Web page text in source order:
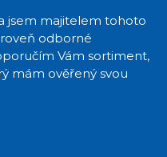
jsem majitelem tohoto
odborné
Vám sortiment,
mám ověřený svou